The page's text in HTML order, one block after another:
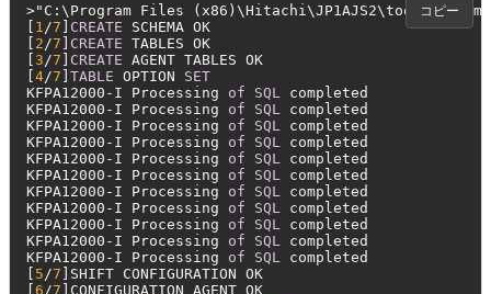
>"C:\Program Files
[ 1 /7 ] CREATE SCHEMA OK
[ 2 /7 ] CREATE TABLES OK
[ 3 /7 ] CREATE AGENT TABLES OK
[4/7 ] TABLE OPTION SET
KFPA12000 - I Processing of SQL
completed
KFPA12000 - I Processing of SQL
completed
KFPA12000 - I Processing of SQL
completed
KFPA12000 - I Processing of SQL
completed
KFPA12000 - I Processing of SQL
completed
KFPA12000 - I Processing of SQL
completed
KFPA12000 - I Processing of SQL
completed
KFPA12000 - I Processing of SQL
completed
KFPA12000 - I Processing of SQL
completed
KFPA12000 - I Processing of SQL
completed
KFPA12000 - I Processing of SQL
completed
[ 5 /7 ]SHIFT CONFIGURATION OK
[6 /7 ]CONFIGURATION AGENT OK
コピー